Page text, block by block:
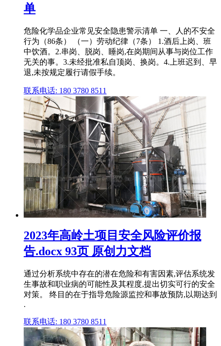
单
危险化学品企业常见安全隐患警示清单 一、人的不安全
行为（86条） （一）劳动纪律（7条） 1.酒后上岗、班
中饮酒。2.串岗、脱岗、睡岗,在岗期间从事与岗位工作
无关的事。3.未经批准私自顶岗、换岗。4.上班迟到、早
退,未按规定履行请假手续。
联系电话: 180 3780 8511
2023年高岭土项目安全风险评价报
告.docx 93页 原创力文档
通过分析系统中存在的潜在危险和有害因素,评估系统发
生事故和职业病的可能性及其程度,提出切实可行的安全
对策。 终目的在于指导危险源监控和事故预防,以期达到
.
联系电话: 180 3780 8511